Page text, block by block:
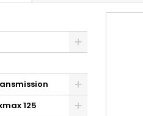
125